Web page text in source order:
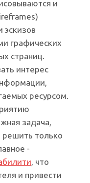
и
эскизов
графических
страниц.
интерес
ресурсом.
задача,
решить только
-
, что
и привести